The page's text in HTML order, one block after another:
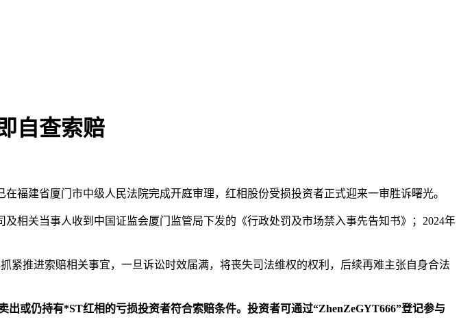
自查索赔
福建省厦门市中级人民法院完成开庭审理，红相股份受损投资者正式迎来一审胜诉曙光。
相关当事人收到中国证监会厦门监管局下发的《行政处罚及市场禁入事先告知书》；2024年
紧推进索赔相关事宜，一旦诉讼时效届满，将丧失司法维权的权利，后续再难主张自身合法
出或仍持有*ST红相的亏损投资者符合索赔条件。投资者可通过“ZhenZeGYT666”登记参与